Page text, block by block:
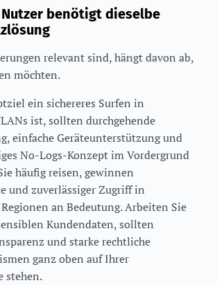
benötigt dieselbe
relevant sind, hängt davon ab,
möchten.
ein sichereres Surfen in
ist, sollten durchgehende
einfache Geräteunterstützung und
No-Logs-Konzept im Vordergrund
häufig reisen, gewinnen
und zuverlässiger Zugriff in
an Bedeutung. Arbeiten Sie
Kundendaten, sollten
und starke rechtliche
ganz oben auf Ihrer
stehen.